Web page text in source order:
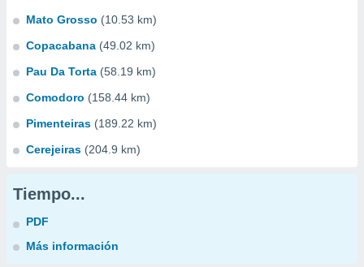
Mato Grosso (10.53 km)
Copacabana (49.02 km)
Pau Da Torta (58.19 km)
Comodoro (158.44 km)
Pimenteiras (189.22 km)
Cerejeiras (204.9 km)
Tiempo...
PDF
Más información